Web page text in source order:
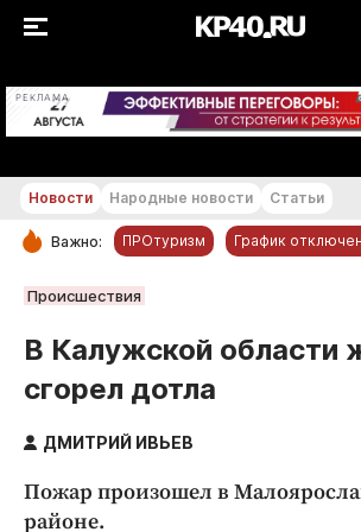
РЕКЛАМА +22...+23
РУБРИКИ
Новости компаний
Статьи
Народные новости
Благоустройство
Новости Народные новости Статьи
Важно: ПРОтуризм График
Происшествия
В Калужской области
сгорел дотла
ДМИТРИЙ ИВЬЕВ
Пожар произошел в
районе.